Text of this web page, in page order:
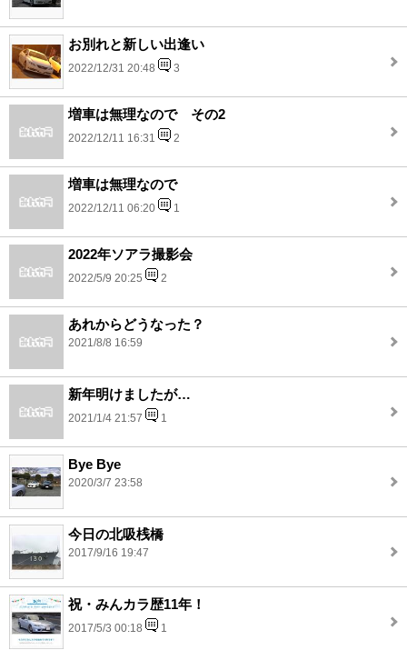
お別れと新しい出逢い
2022/12/31 20:48 3
増車は無理なので その2
2022/12/11 16:31 2
増車は無理なので
2022/12/11 06:20 1
2022年ソアラ撮影会
2022/5/9 20:25 2
あれからどうなった？
2021/8/8 16:59
新年明けましたが…
2021/1/4 21:57 1
Bye Bye
2020/3/7 23:58
今日の北吸桟橋
2017/9/16 19:47
祝・みんカラ歴11年！
2017/5/3 00:18 1